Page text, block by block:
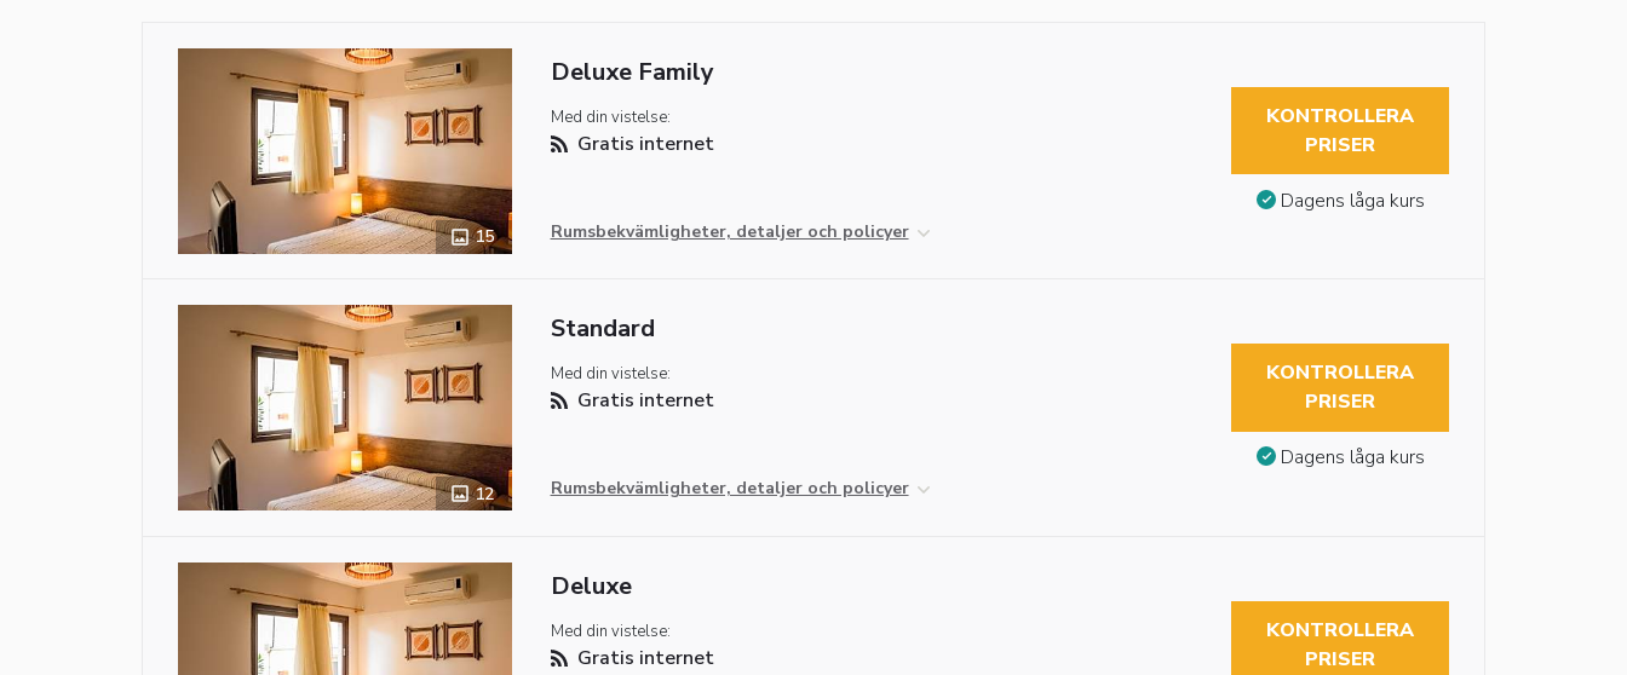
15
Deluxe Family
Med din vistelse:
Gratis internet
Rumsbekvämligheter, detaljer och policyer
KONTROLLERA
PRISER
Dagens låga kurs
12
Standard
Med din vistelse:
Gratis internet
Rumsbekvämligheter, detaljer och policyer
KONTROLLERA
PRISER
Dagens låga kurs
Deluxe
Med din vistelse:
Gratis internet
KONTROLLERA
PRISER